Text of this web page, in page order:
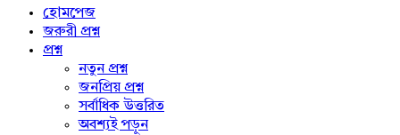
menu
হোমপেজ
জরুরী প্রশ্ন
প্রশ্ন
নতুন প্রশ্ন
জনপ্রিয় প্রশ্ন
সর্বাধিক উত্তরিত
অবশ্যই পড়ুন